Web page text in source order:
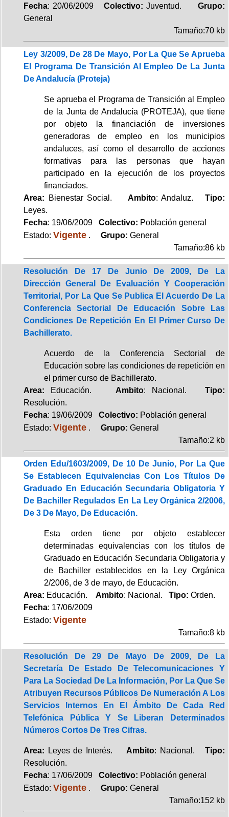
Fecha: 20/06/2009 Colectivo:Juventud.
Grupo:
General
Tamaño:70 kb
Ley 3/2009, De 28 De Mayo, Por La Que Se Aprueba
El Programa De Transición Al Empleo De La Junta
De Andalucía (Proteja)
Se aprueba el Programa de Transición al Empleo
de la Junta de Andalucía (PROTEJA), que tiene
por objeto la financiación de inversiones
generadoras de empleo en los municipios
andaluces, así como el desarrollo de acciones
formativas para las personas que hayan
participado en la ejecución de los proyectos
financiados.
Area: Bienestar Social. Ambito: Andaluz.Tipo:
Leyes.
Fecha: 19/06/2009 Colectivo: Población general
Estado: Vigente . Grupo: General
Tamaño:86 kb
Resolución De 17 De Junio De 2009, De La
Dirección General De Evaluación Y Cooperación
Territorial, Por La Que Se Publica El Acuerdo De La
Conferencia Sectorial De Educación Sobre Las
Condiciones De Repetición En El Primer Curso De
Bachillerato.
Acuerdo de la Conferencia Sectorial de
Educación sobre las condiciones de repetición en
el primer curso de Bachillerato.
Area: Educación. Ambito: Nacional.Tipo:
Resolución.
Fecha: 19/06/2009 Colectivo: Población general
Estado: Vigente . Grupo: General
Tamaño:2 kb
Orden Edu/1603/2009, De 10 De Junio, Por La Que
Se Establecen Equivalencias Con Los Títulos De
Graduado En Educación Secundaria Obligatoria Y
De Bachiller Regulados En La Ley Orgánica 2/2006,
De 3 De Mayo, De Educación.
Esta orden tiene por objeto establecer
determinadas equivalencias con los títulos de
Graduado en Educación Secundaria Obligatoria y
de Bachiller establecidos en la Ley Orgánica
2/2006, de 3 de mayo, de Educación.
Area: Educación. Ambito: Nacional. Tipo: Orden.
Fecha: 17/06/2009
Estado: Vigente
Tamaño:8 kb
Resolución De 29 De Mayo De 2009, De La
Secretaría De Estado De Telecomunicaciones Y
Para La Sociedad De La Información, Por La Que Se
Atribuyen Recursos Públicos De Numeración A Los
Servicios Internos En El Ámbito De Cada Red
Telefónica Pública Y Se Liberan Determinados
Números Cortos De Tres Cifras.
Area: Leyes de Interés. Ambito: Nacional.Tipo:
Resolución.
Fecha: 17/06/2009 Colectivo: Población general
Estado: Vigente . Grupo: General
Tamaño:152 kb